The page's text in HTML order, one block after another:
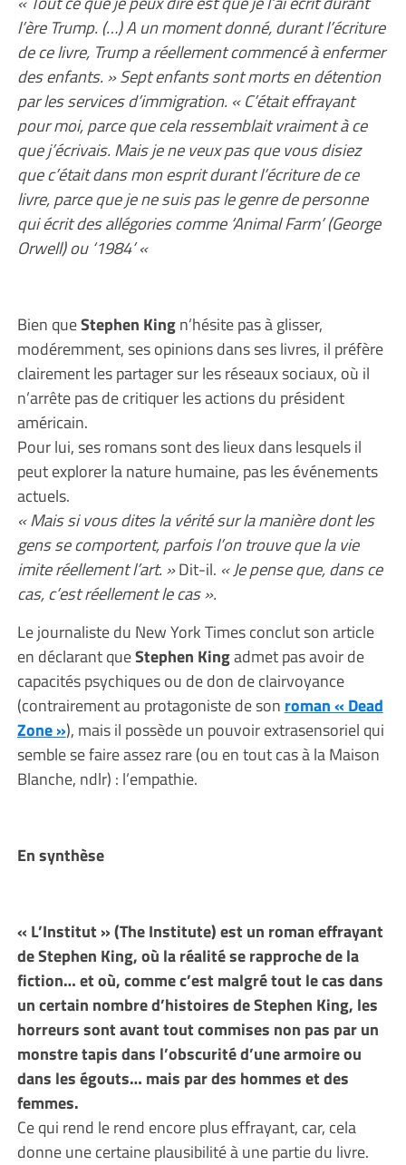
l’ère Trump. (…) A un moment donné, durant l’écriture
de ce livre, Trump a réellement commencé à enfermer
des enfants. » Sept enfants sont morts en détention
par les services d’immigration. « C’était effrayant
pour moi, parce que cela ressemblait vraiment à ce
que j’écrivais. Mais je ne veux pas que vous disiez
que c’était dans mon esprit durant l’écriture de ce
livre, parce que je ne suis pas le genre de personne
qui écrit des allégories comme ‘Animal Farm’ (George
Orwell) ou ‘1984’ «
Bien queStephen Kingn’hésite pas à glisser,
modéremment, ses opinions dans ses livres, il préfère
clairement les partager sur les réseaux sociaux, où il
n’arrête pas de critiquer les actions du président
américain.
Pour lui, ses romans sont des lieux dans lesquels il
peut explorer la nature humaine, pas les événements
actuels.
« Mais si vous dites la vérité sur la manière dont les
gens se comportent, parfois l’on trouve que la vie
imite réellement l’art. »Dit-il. « Je pense que, dans ce
cas, c’est réellement le cas ».
Le journaliste du New York Times conclut son article
en déclarant queStephen Kingadmet pas avoir de
capacités psychiques ou de don de clairvoyance
(contrairement au protagoniste de son roman « Dead
Zone »), mais il possède un pouvoir extrasensoriel qui
semble se faire assez rare (ou en tout cas à la Maison
Blanche, ndlr) : l’empathie.
En synthèse
« L’Institut » (The Institute) est un roman effrayant
de Stephen King, où la réalité se rapproche de la
fiction… et où, comme c’est malgré tout le cas dans
un certain nombre d’histoires de Stephen King, les
horreurs sont avant tout commises non pas par un
monstre tapis dans l’obscurité d’une armoire ou
dans les égouts… mais par des hommes et des
femmes.
Ce qui rend le rend encore plus effrayant, car, cela
donne une certaine plausibilité à une partie du livre.